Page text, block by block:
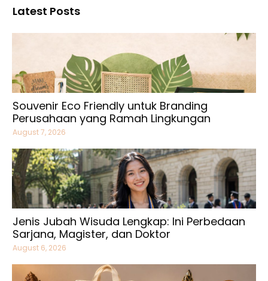
Latest Posts
Souvenir Eco Friendly untuk Branding
Perusahaan yang Ramah Lingkungan
August 7, 2026
Jenis Jubah Wisuda Lengkap: Ini Perbedaan
Sarjana, Magister, dan Doktor
August 6, 2026